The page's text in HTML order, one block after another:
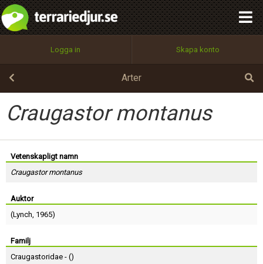
Logga in Skapa konto
Arter
Craugastor montanus
Vetenskapligt namn
Craugastor montanus
Auktor
(Lynch, 1965)
Familj
Craugastoridae - ()
Utför
100%
OK
integritetspolicy
Namn:
Epost:
Användarnamn:
Lösenord:
Terms of Service
Begär nytt lösenord
Tillbaka till förstasidan